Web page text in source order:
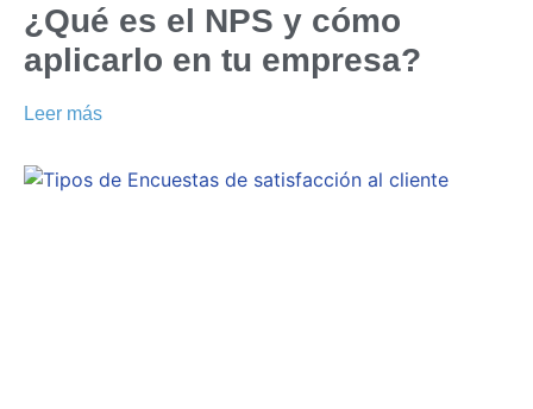
¿Qué es el NPS y cómo
aplicarlo en tu empresa?
Leer más